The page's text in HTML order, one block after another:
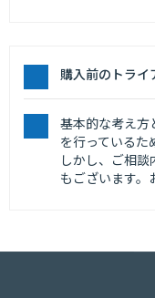
購入前のトライ
基本的な考え方
を行っているた
しかし、ご相
もございます。